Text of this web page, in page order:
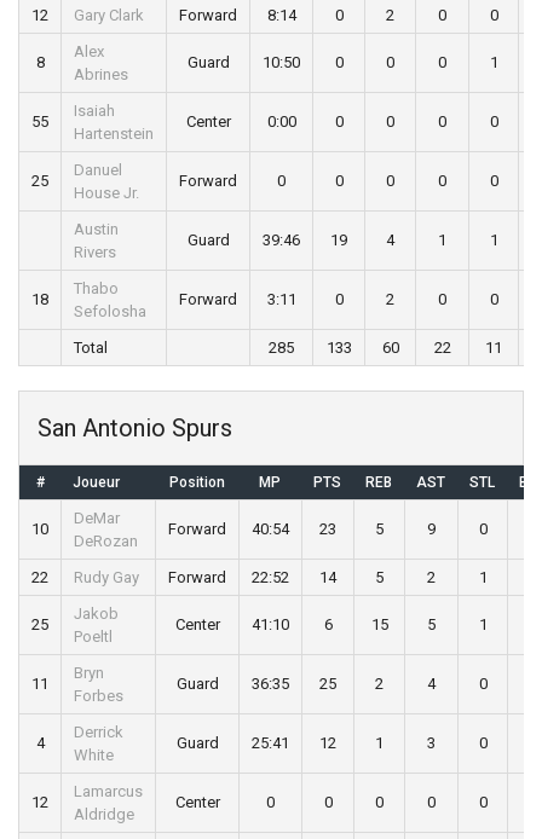
12 Gary Clark Forward 8:14 0 2 0 0
8
Alex
Abrines
Guard 10:50 0 0 0 1
55
Isaiah
Hartenstein
Center 0:00 0 0 0 0
25
Danuel
House Jr.
Forward 0 0 0 0 0
Austin
Rivers
Guard 39:46 19 4 1 1
18
Thabo
Sefolosha
Forward 3:11 0 2 0 0
Total 285 133 60 22 11
San Antonio Spurs
# Joueur Position MP PTS REB AST STL BLK
10
DeMar
DeRozan
Forward 40:54 23 5 9 0
22 Rudy Gay Forward 22:52 14 5 2 1
25
Jakob
Poeltl
Center 41:10 6 15 5 1
11
Bryn
Forbes
Guard 36:35 25 2 4 0
4
Derrick
White
Guard 25:41 12 1 3 0
12
Lamarcus
Aldridge
Center 0 0 0 0 0